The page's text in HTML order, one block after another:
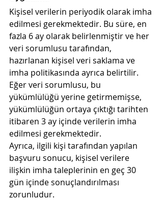
Kişisel verilerin periyodik olarak imha
edilmesi gerekmektedir. Bu süre, en
fazla 6 ay olarak belirlenmiştir ve her
veri sorumlusu tarafından,
hazırlanan kişisel veri saklama ve
imha politikasında ayrıca belirtilir.
Eğer veri sorumlusu, bu
yükümlülüğü yerine getirmemişse,
yükümlülüğün ortaya çıktığı tarihten
itibaren 3 ay içinde verilerin imha
edilmesi gerekmektedir.
Ayrıca, ilgili kişi tarafından yapılan
başvuru sonucu, kişisel verilere
ilişkin imha taleplerinin en geç 30
gün içinde sonuçlandırılması
zorunludur.